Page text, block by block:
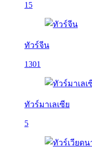
15
ทัวร์จีน
1301
ทัวร์มาเลเซีย
5